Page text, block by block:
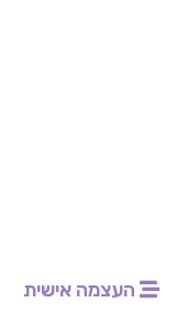
העצמה אישית